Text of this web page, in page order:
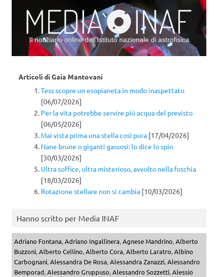
Il notiziario online dell’Istituto nazionale di astrofisica
Articoli di Gaia Mantovani
Tess scopre un esopianeta in modo inaspettato
[06/07/2026]
Per la vita potrebbe servire più acqua del previsto
[06/05/2026]
Mai vista prima una stella così pura [17/04/2026]
Nane brune o giganti gassosi: lo dice lo spin
[30/03/2026]
Ultra soffice, ultra misterioso, avvolto nella foschia
[18/03/2026]
Rotazione stellare non si cambia [10/03/2026]
Hanno scritto per Media INAF
Adriano Fontana,Adriano Ingallinera,Agnese Mandrino,Alberto
Buzzoni,Alberto Cellino,Alberto Cora,Alberto Laratro,Albino
Carbognani,Alessandra De Rosa,Alessandra Zanazzi,Alessandro
Bemporad,Alessandro Gruppuso,Alessandro Sozzetti,Alessio